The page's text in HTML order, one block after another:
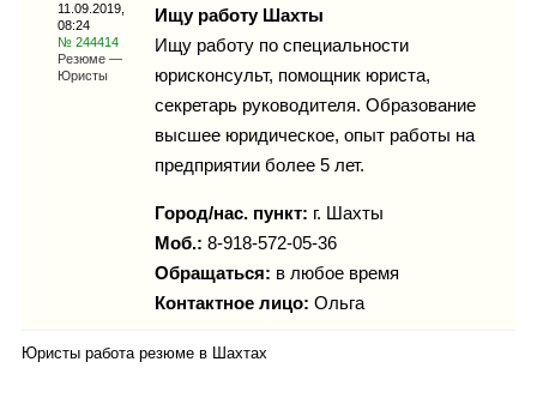
Карты
11.09.2019,
08:24
№ 244414
Резюме —
Юристы
Ищу работу Шахты
Ищу работу по специальности
юрисконсульт, помощник юриста,
секретарь руководителя. Образование
высшее юридическое, опыт работы на
предприятии более 5 лет.
Город/нас. пункт: г. Шахты
Моб.: 8-918-572-05-36
Обращаться: в любое время
Контактное лицо: Ольга
Юристы работа резюме в Шахтах